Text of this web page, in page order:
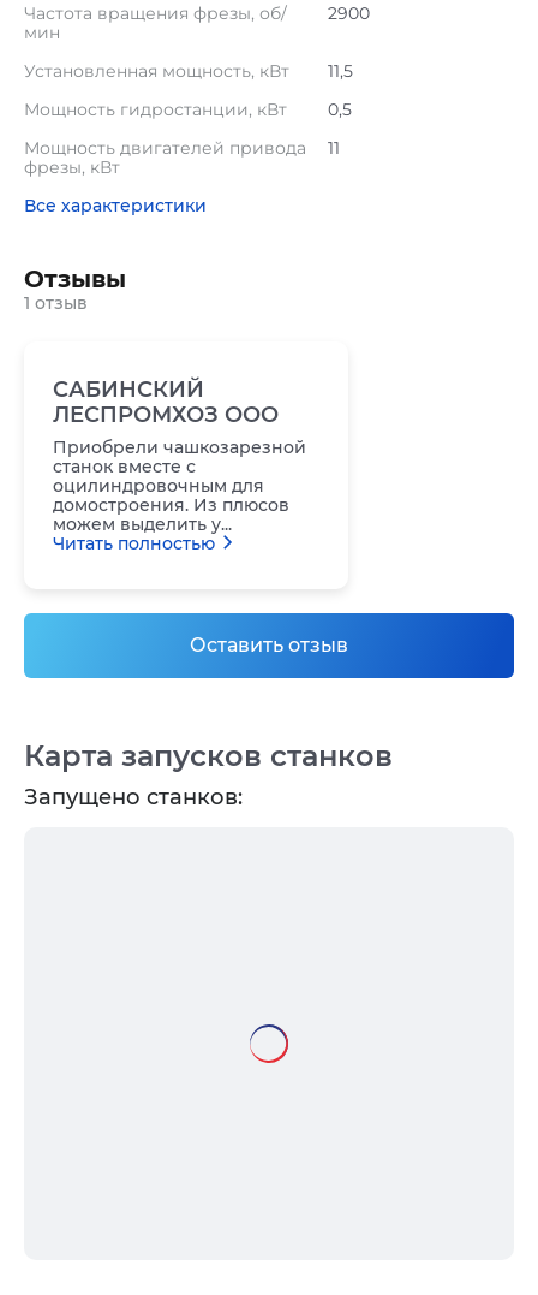
Частота вращения фрезы, об/
мин
2900
Установленная мощность, кВт
11,5
Мощность гидростанции, кВт
0,5
Мощность двигателей привода
фрезы, кВт
11
Все характеристики
Карта запусков станков
Запущено станков:
Отзывы
1 отзыв
САБИНСКИЙ
ЛЕСПРОМХОЗ ООО
Приобрели чашкозарезной
станок вместе с
оцилиндровочным для
домостроения. Из плюсов
можем выделить у...
Читать полностью
Оставить отзыв